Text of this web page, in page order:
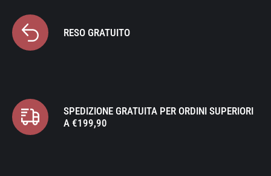
RESO GRATUITO
SPEDIZIONE GRATUITA PER ORDINI SUPERIORI
A €199,90